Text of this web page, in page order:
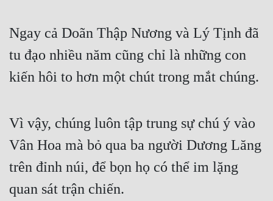
Cung Đấu
Cạnh Kỹ
Cổ Đại
Du Hí
Dã Sử
Dị Giới
Ngay cả Doãn Thập Nương và Lý Tịnh đã
tu đạo nhiều năm cũng chỉ là những con
kiến hôi to hơn một chút trong mắt chúng.
Vì vậy, chúng luôn tập trung sự chú ý vào
Vân Hoa mà bỏ qua ba người Dương Lăng
trên đỉnh núi, để bọn họ có thể im lặng
quan sát trận chiến.